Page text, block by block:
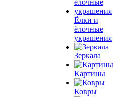
Ёлки и
ёлочные
украшения
Зеркала
Картины
Ковры